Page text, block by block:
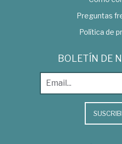
Preguntas
Política de
BOLETÍN DE